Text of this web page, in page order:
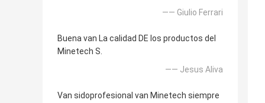
—— Giulio Ferrari
Buena van La calidad DE los productos del
Minetech S.
—— Jesus Aliva
Van sidoprofesional van Minetech siempre